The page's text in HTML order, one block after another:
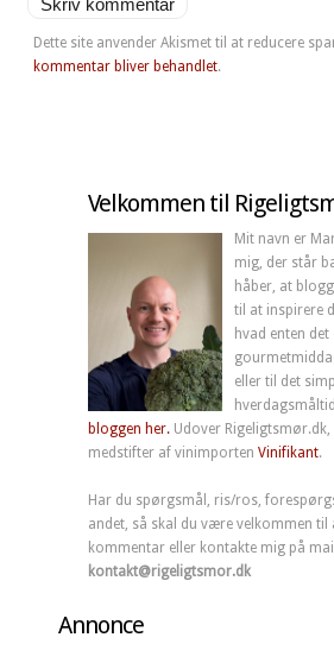
Dette site anvender Akismet til at reducere
kommentar bliver behandlet.
Velkommen til
Mit navn er
mig, der står
håber, at
til at inspirere
hvad enten
eller til det
bloggen her. Udover Rigeligtsmør.dk,
medstifter af vinimporten Vinifikant.
Har du spørgsmål, ris/ros,
andet, så skal du være velkommen til
kommentar eller kontakte mig på
kontakt@rigeligtsmor.dk
Annonce